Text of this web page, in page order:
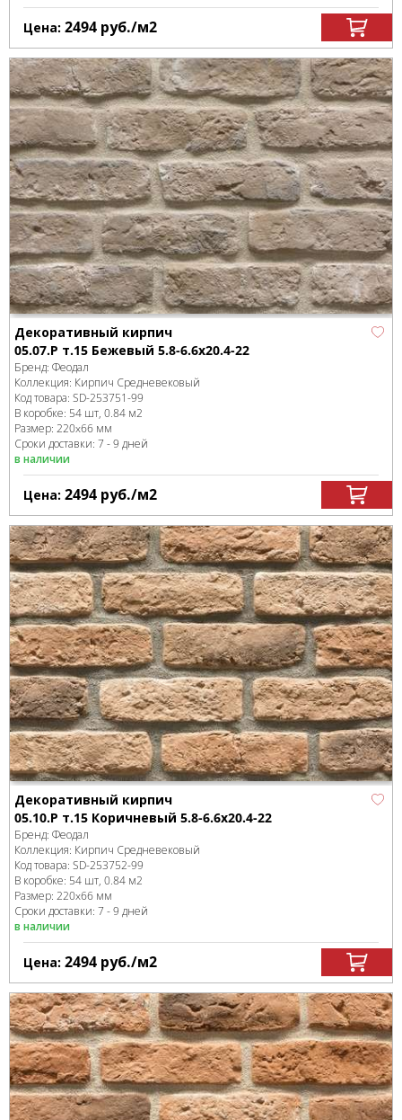
Цена: 2494 руб./м2
Декоративный кирпич
05.07.Р т.15 Бежевый 5.8-6.6x20.4-22
Бренд: Феодал
Коллекция: Кирпич Средневековый
Код товара: SD-253751-99
В коробке: 54 шт, 0.84 м2
Размер: 220x66 мм
Сроки доставки: 7 - 9 дней
в наличии
Цена: 2494 руб./м2
Декоративный кирпич
05.10.Р т.15 Коричневый 5.8-6.6x20.4-22
Бренд: Феодал
Коллекция: Кирпич Средневековый
Код товара: SD-253752-99
В коробке: 54 шт, 0.84 м2
Размер: 220x66 мм
Сроки доставки: 7 - 9 дней
в наличии
Цена: 2494 руб./м2